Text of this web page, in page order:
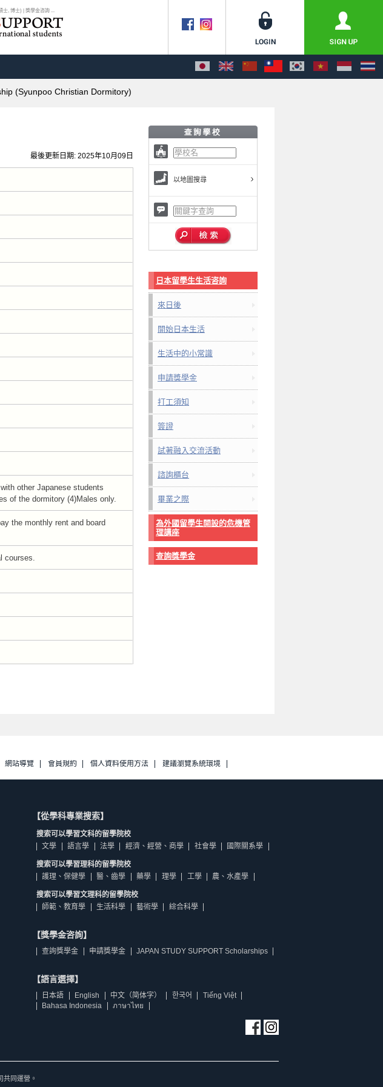
士, 博士) | 獎學金咨詢 ...
(Syunpoo Christian Dormitory)
最後更新日期: 2025年10月09日
other Japanese students
of the dormitory (4)Males only.
the monthly rent and board
courses.
以地圖搜尋
日本留學生生活咨詢
來日後
開始日本生活
生活中的小常識
申請獎學金
打工須知
簽證
試著融入交流活動
諮詢櫃台
畢業之際
為外國留學生開設的危機管
理講座
查詢獎學金
網站導覽 會員規約 個人資料使用方法 建議瀏覽系統環境
【從學科專業搜索】
搜索可以學習文科的留學院校
文學
語言學 法學 經濟、經營、商學 社會學 國際關系學
搜索可以學習理科的留學院校
護理、保健學
醫、齒學 藥學 理學 工學 農、水產學
搜索可以學習文理科的留學院校
師範、教育學
生活科學 藝術學 綜合科學
【獎學金咨詢】
查詢獎學金 申請獎學金 JAPAN STUDY SUPPORT Scholarships
【語言選擇】
日本語 English 中文（简体字） 한국어
Tiếng Việt
Bahasa Indonesia
ภาษาไทย
同運營。